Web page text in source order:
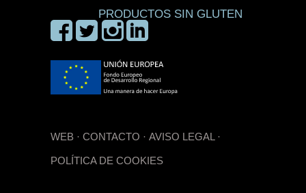
PRODUCTOS SIN GLUTEN
WEB · CONTACTO · AVISO LEGAL ·
POLÍTICA DE COOKIES